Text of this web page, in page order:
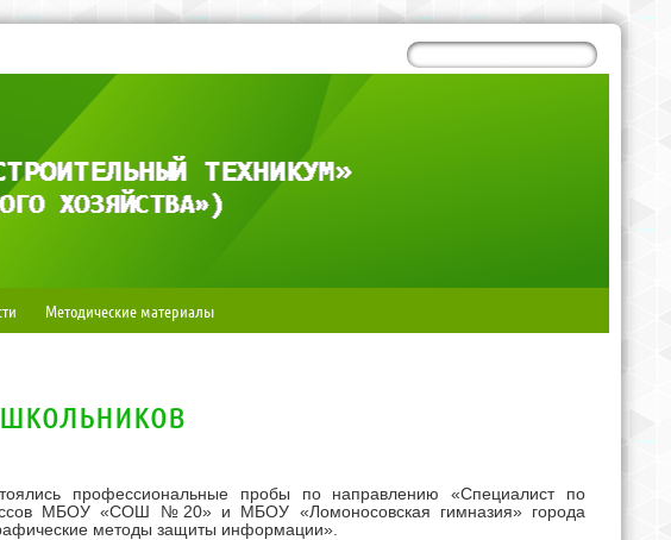
Методические материалы
профессиональные пробы по направлению «Специалист по
МБОУ «СОШ №20» и МБОУ «Ломоносовская гимназия» города
методы защиты информации».